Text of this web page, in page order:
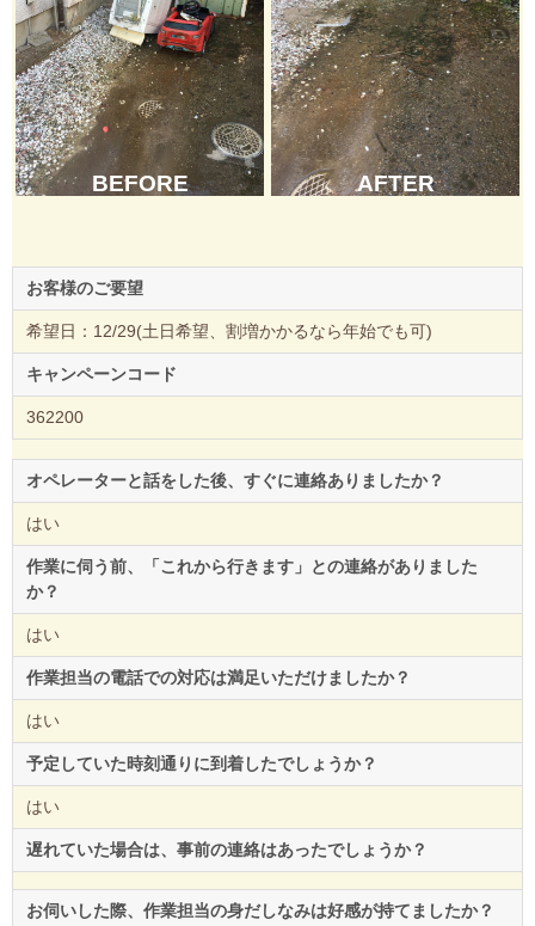
BEFORE AFTER
お客様のご要望
希望日：12/29(土日希望、割増かかるなら年始でも可)
キャンペーンコード
362200
オペレーターと話をした後、すぐに連絡ありましたか？
はい
作業に伺う前、「これから行きます」との連絡がありました
か？
はい
作業担当の電話での対応は満足いただけましたか？
はい
予定していた時刻通りに到着したでしょうか？
はい
遅れていた場合は、事前の連絡はあったでしょうか？
お伺いした際、作業担当の身だしなみは好感が持てましたか？